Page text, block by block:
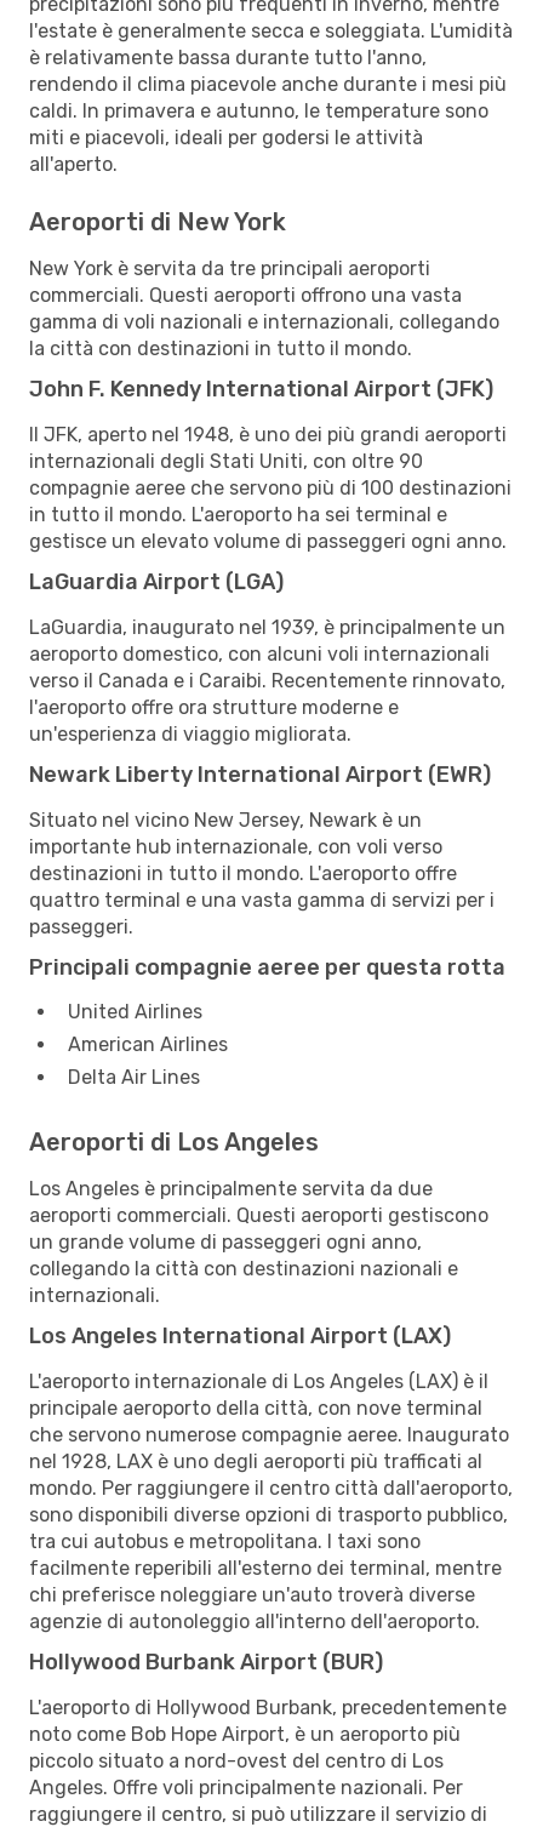
l'estate è generalmente secca e soleggiata. L'umidità
è relativamente bassa durante tutto l'anno,
rendendo il clima piacevole anche durante i mesi più
caldi. In primavera e autunno, le temperature sono
miti e piacevoli, ideali per godersi le attività
all'aperto.
Aeroporti di New York
New York è servita da tre principali aeroporti
commerciali. Questi aeroporti offrono una vasta
gamma di voli nazionali e internazionali, collegando
la città con destinazioni in tutto il mondo.
John F. Kennedy International Airport (JFK)
Il JFK, aperto nel 1948, è uno dei più grandi aeroporti
internazionali degli Stati Uniti, con oltre 90
compagnie aeree che servono più di 100 destinazioni
in tutto il mondo. L'aeroporto ha sei terminal e
gestisce un elevato volume di passeggeri ogni anno.
LaGuardia Airport (LGA)
LaGuardia, inaugurato nel 1939, è principalmente un
aeroporto domestico, con alcuni voli internazionali
verso il Canada e i Caraibi. Recentemente rinnovato,
l'aeroporto offre ora strutture moderne e
un'esperienza di viaggio migliorata.
Newark Liberty International Airport (EWR)
Situato nel vicino New Jersey, Newark è un
importante hub internazionale, con voli verso
destinazioni in tutto il mondo. L'aeroporto offre
quattro terminal e una vasta gamma di servizi per i
passeggeri.
Principali compagnie aeree per questa rotta
United Airlines
American Airlines
Delta Air Lines
Aeroporti di Los Angeles
Los Angeles è principalmente servita da due
aeroporti commerciali. Questi aeroporti gestiscono
un grande volume di passeggeri ogni anno,
collegando la città con destinazioni nazionali e
internazionali.
Los Angeles International Airport (LAX)
L'aeroporto internazionale di Los Angeles (LAX) è il
principale aeroporto della città, con nove terminal
che servono numerose compagnie aeree. Inaugurato
nel 1928, LAX è uno degli aeroporti più trafficati al
mondo. Per raggiungere il centro città dall'aeroporto,
sono disponibili diverse opzioni di trasporto pubblico,
tra cui autobus e metropolitana. I taxi sono
facilmente reperibili all'esterno dei terminal, mentre
chi preferisce noleggiare un'auto troverà diverse
agenzie di autonoleggio all'interno dell'aeroporto.
Hollywood Burbank Airport (BUR)
L'aeroporto di Hollywood Burbank, precedentemente
noto come Bob Hope Airport, è un aeroporto più
piccolo situato a nord-ovest del centro di Los
Angeles. Offre voli principalmente nazionali. Per
raggiungere il centro, si può utilizzare il servizio di